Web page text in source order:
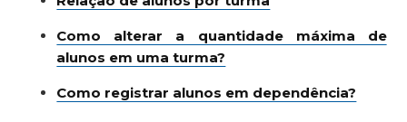
Como alterar a quantidade máxima de
alunos em uma turma?
Como registrar alunos em dependência?